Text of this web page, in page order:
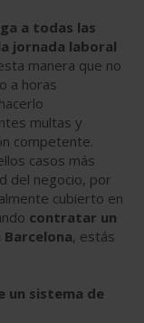
a todas las
jornada laboral
manera que no
a horas
multas y
competente.
casos más
del negocio, por
cubierto en
contratar un
, estás
un sistema de